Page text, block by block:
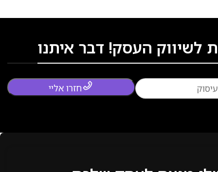
לשיווק העסק! דבר איתנו
חזרו אליי